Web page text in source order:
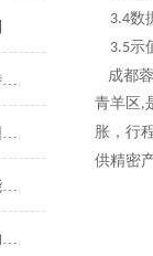
振动监测保护仪的主要用途及特点说明
引起旋转机械轴承振动偏大的因素有哪些？
热膨胀传感器的各组成部件功能特点分享
简述防爆型一体化振动变送器的常见故障解决方法
3.4数
3.5示
成都蓉
青羊区 ,
胀，行
供精密